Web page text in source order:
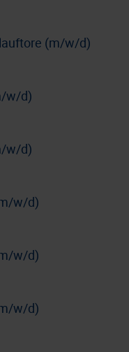
(m/w/d)
w/d)
w/d)
w/d)
w/d)
w/d)